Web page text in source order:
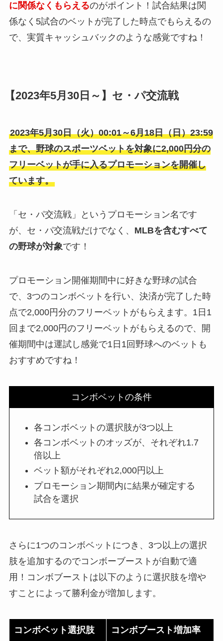
に関係なくもらえるのがポイント！試合結果は関
係なく5試合のベットが完了した時点でもらえるの
で、実質キャッシュバックのような感覚ですね！
【2023年5月30日～】セ・パ交流戦
2023年5月30日（火）00:01～6月18日（日）23:59
まで、野球のスポーツベットを対象に2,000円分の
フリーベットが手に入るプロモーションを開催し
ています。
「セ・パ交流戦」というプロモーション名です
が、セ・パ交流戦だけでなく、 MLBを含むすべて
の野球が対象です！
プロモーション開催期間中に好きな野球の試合
で、3つのコンボベットを行い、決済が完了した時
点で2,000円分のフリーベットがもらえます。1日1
回まで2,000円のフリーベットがもらえるので、開
催期間中は運試し感覚で1日1回野球へのベットも
おすすめですね！
コンボベットの条件
各コンボベットの選択肢が3つ以上
各コンボベットのオッズが、それぞれ1.7
倍以上
ベット額がそれぞれ2,000円以上
プロモーション期間内に結果が確定する
試合を選択
さらに1つのコンボベットにつき、3つ以上の選択
肢を追加するのでコンボーブーストが自動で適
用！コンボブーストは以下のように選択肢を増や
すことによって勝利金が増加します。
コンボベット選択肢 コンボブースト増加率